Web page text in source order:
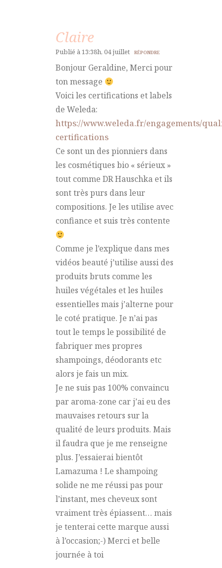
Claire
Publié à 13:38h, 04 juillet RÉPONDRE
Bonjour Geraldine, Merci pour
ton message
Voici les certifications et labels
de Weleda:
https://www.weleda.fr/engagements/
certifications
Ce sont un des pionniers dans
les cosmétiques bio « sérieux »
tout comme DR Hauschka et ils
sont très purs dans leur
compositions. Je les utilise avec
confiance et suis très contente
Comme je l’explique dans mes
vidéos beauté j’utilise aussi des
produits bruts comme les
huiles végétales et les huiles
essentielles mais j’alterne pour
le coté pratique. Je n’ai pas
tout le temps le possibilité de
fabriquer mes propres
shampoings, déodorants etc
alors je fais un mix.
Je ne suis pas 100% convaincu
par aroma-zone car j’ai eu des
mauvaises retours sur la
qualité de leurs produits. Mais
il faudra que je me renseigne
plus. J’essaierai bientôt
Lamazuma ! Le shampoing
solide ne me réussi pas pour
l’instant, mes cheveux sont
vraiment très épiassent… mais
je tenterai cette marque aussi
à l’occasion;-) Merci et belle
journée à toi